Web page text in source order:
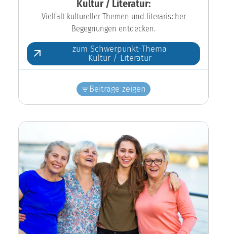
Kultur / Literatur:
Vielfalt kultureller Themen und literarischer
Begegnungen entdecken.
zum Schwerpunkt-Thema
Kultur / Literatur
Beiträge zeigen